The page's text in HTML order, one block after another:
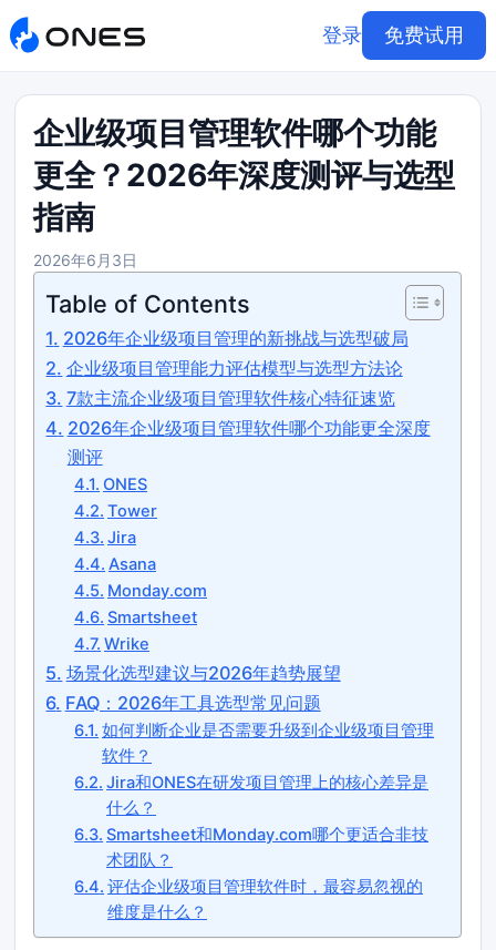
登录 免费试用
企业级项目管理软件哪个功能
更全？2026年深度测评与选型
指南
2026年6月3日
Table of Contents
2026年企业级项目管理的新挑战与选型破局
企业级项目管理能力评估模型与选型方法论
7款主流企业级项目管理软件核心特征速览
2026年企业级项目管理软件哪个功能更全深度
测评
ONES
Tower
Jira
Asana
Monday.com
Smartsheet
Wrike
场景化选型建议与2026年趋势展望
FAQ：2026年工具选型常见问题
如何判断企业是否需要升级到企业级项目管理
软件？
Jira和ONES在研发项目管理上的核心差异是
什么？
Smartsheet和Monday.com哪个更适合非技
术团队？
评估企业级项目管理软件时，最容易忽视的
维度是什么？